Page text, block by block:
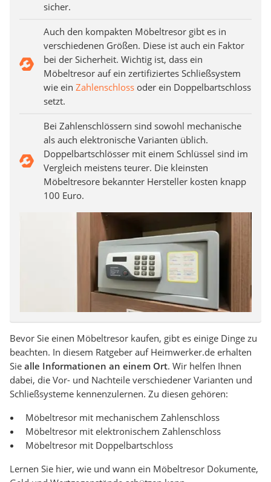
sicher.
Auch den kompakten Möbeltresor gibt es in
verschiedenen Größen. Diese ist auch ein Faktor
bei der Sicherheit. Wichtig ist, dass ein
Möbeltresor auf ein zertifiziertes Schließsystem
wie ein Zahlenschloss oder ein Doppelbartschloss
setzt.
Bei Zahlenschlössern sind sowohl mechanische
als auch elektronische Varianten üblich.
Doppelbartschlösser mit einem Schlüssel sind im
Vergleich meistens teurer. Die kleinsten
Möbeltresore bekannter Hersteller kosten knapp
100 Euro.
Bevor Sie einen Möbeltresor kaufen, gibt es einige Dinge zu
beachten. In diesem Ratgeber auf Heimwerker.de erhalten
Sie alle Informationen an einem Ort. Wir helfen Ihnen
dabei, die Vor- und Nachteile verschiedener Varianten und
Schließsysteme kennenzulernen. Zu diesen gehören:
Möbeltresor mit mechanischem Zahlenschloss
Möbeltresor mit elektronischem Zahlenschloss
Möbeltresor mit Doppelbartschloss
Lernen Sie hier, wie und wann ein Möbeltresor Dokumente,